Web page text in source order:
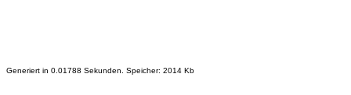
Generiert in 0.01788 Sekunden. Speicher: 2014 Kb